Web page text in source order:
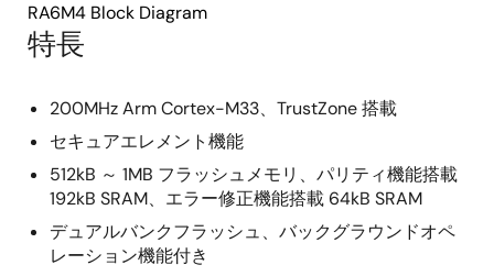
特長
200MHz Arm Cortex-M33、TrustZone 搭載
セキュアエレメント機能
512kB ～ 1MB フラッシュメモリ、パリティ機能搭載
192kB SRAM、エラー修正機能搭載 64kB SRAM
デュアルバンクフラッシュ、バックグラウンドオペ
レーション機能付き
RA6M4 Block Diagram